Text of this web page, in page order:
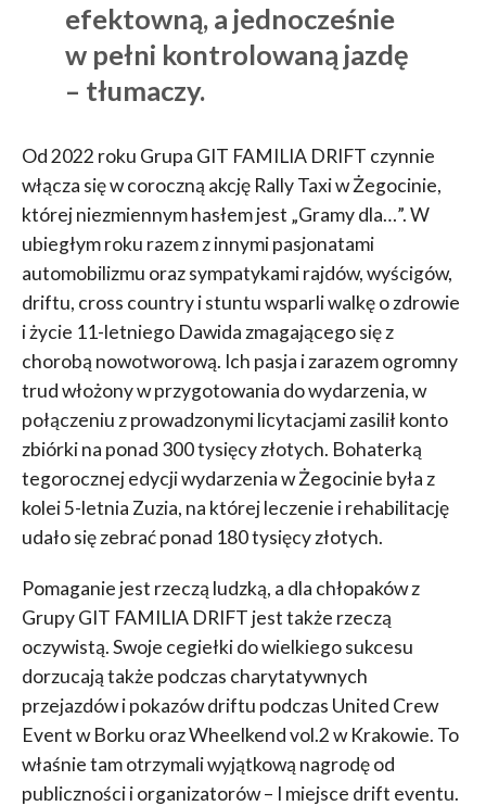
efektowną, a jednocześnie
w pełni kontrolowaną jazdę
– tłumaczy.
Od 2022 roku Grupa GIT FAMILIA DRIFT czynnie
włącza się w coroczną akcję Rally Taxi w Żegocinie,
której niezmiennym hasłem jest „Gramy dla…”. W
ubiegłym roku razem z innymi pasjonatami
automobilizmu oraz sympatykami rajdów, wyścigów,
driftu, cross country i stuntu wsparli walkę o zdrowie
i życie 11-letniego Dawida zmagającego się z
chorobą nowotworową. Ich pasja i zarazem ogromny
trud włożony w przygotowania do wydarzenia, w
połączeniu z prowadzonymi licytacjami zasilił konto
zbiórki na ponad 300 tysięcy złotych. Bohaterką
tegorocznej edycji wydarzenia w Żegocinie była z
kolei 5-letnia Zuzia, na której leczenie i rehabilitację
udało się zebrać ponad 180 tysięcy złotych.
Pomaganie jest rzeczą ludzką, a dla chłopaków z
Grupy GIT FAMILIA DRIFT jest także rzeczą
oczywistą. Swoje cegiełki do wielkiego sukcesu
dorzucają także podczas charytatywnych
przejazdów i pokazów driftu podczas United Crew
Event w Borku oraz Wheelkend vol.2 w Krakowie. To
właśnie tam otrzymali wyjątkową nagrodę od
publiczności i organizatorów – I miejsce drift eventu.